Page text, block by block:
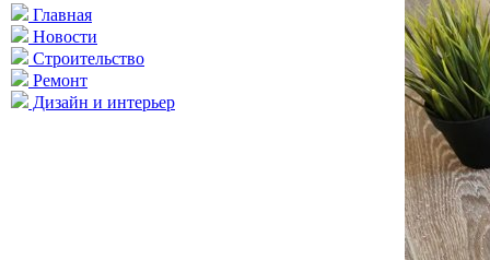
Главная
Новости
Строительство
Ремонт
Дизайн и интерьер